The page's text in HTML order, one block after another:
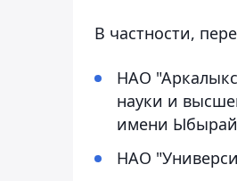
В частности,
НАО
науки и
имени
НАО